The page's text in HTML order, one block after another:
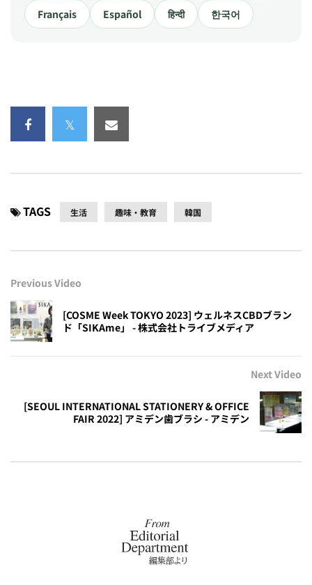
Français Español हिन्दी 한국어
TAGS 生活 趣味・教育 韓国
Previous Video
[COSME Week TOKYO 2023] ウェルネスCBDブラン
ド「SIKAme」 - 株式会社トライブメディア
Next Video
[SEOUL INTERNATIONAL STATIONERY & OFFICE
FAIR 2022] アミデン歯ブラシ - アミデン